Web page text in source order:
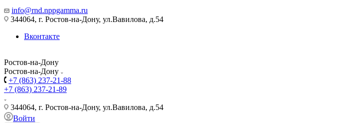
info@rnd.nppgamma.ru
344064, г. Ростов-на-Дону, ул.Вавилова, д.54
Вконтакте
Ростов-на-Дону
Ростов-на-Дону
+7 (863) 237-21-88
+7 (863) 237-21-89
344064, г. Ростов-на-Дону, ул.Вавилова, д.54
Войти